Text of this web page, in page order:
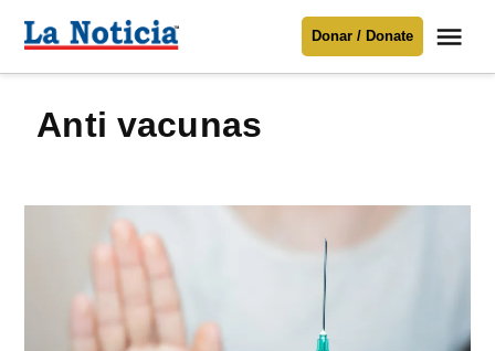
Para mantenerte informado necesitamos
contenido
Noticia
Donar / Donate
anti vacunas